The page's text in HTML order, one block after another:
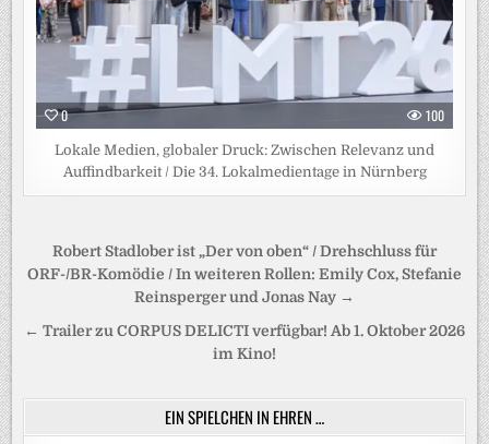
0 100
Lokale Medien, globaler Druck: Zwischen Relevanz und
Auffindbarkeit / Die 34. Lokalmedientage in Nürnberg
Beitragsnavigation
Robert Stadlober ist „Der von oben“ / Drehschluss für
ORF-/BR-Komödie / In weiteren Rollen: Emily Cox, Stefanie
Reinsperger und Jonas Nay →
← Trailer zu CORPUS DELICTI verfügbar! Ab 1. Oktober 2026
im Kino!
EIN SPIELCHEN IN EHREN …